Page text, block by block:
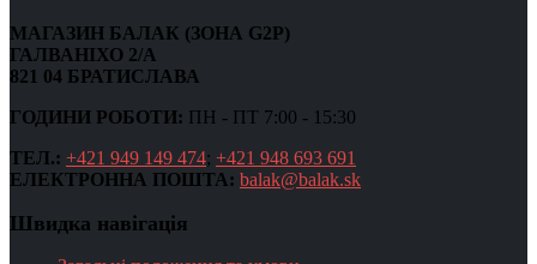
МАГАЗИН БАЛАК (ЗОНА G2P)
ГАЛВАНІХО 2/А
821 04 БРАТИСЛАВА
ГОДИНИ РОБОТИ: ПН - ПТ 7:00 - 15:30
ТЕЛ.: +421 949 149 474; +421 948 693 691
ЕЛЕКТРОННА ПОШТА: balak@balak.sk
Швидка навігація